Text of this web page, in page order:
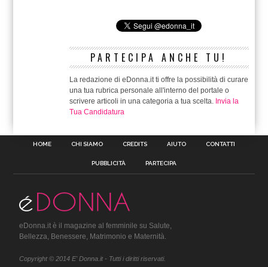
PARTECIPA ANCHE TU!
La redazione di eDonna.it ti offre la possibilità di curare
una tua rubrica personale all'interno del portale o
scrivere articoli in una categoria a tua scelta. Invia la
Tua Candidatura
HOME CHI SIAMO CREDITS AIUTO CONTATTI
PUBBLICITÀ PARTECIPA
eDonna.it è il magazine al femminile su Salute,
Bellezza, Benessere, Matrimonio e Maternità.
Copyright © 2014 E' Donna.it - Tutti i diritti riservati.